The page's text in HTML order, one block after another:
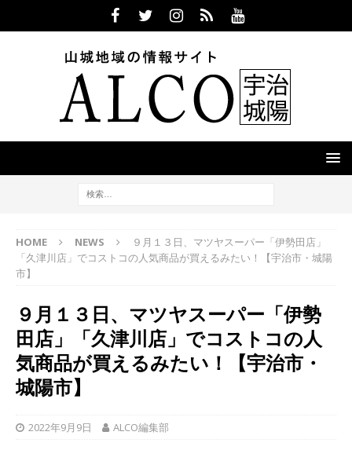
HOME NEWS
９月１３日、マツヤスーパー「伊勢田店」
「久津川店」でコストコの人気商品が買えるみたい！【宇治市・城陽
市】
９月１３日、マツヤスーパー「伊勢
田店」「久津川店」でコストコの人
気商品が買えるみたい！【宇治市・
城陽市】
2022年9月9日 ALCO編集部